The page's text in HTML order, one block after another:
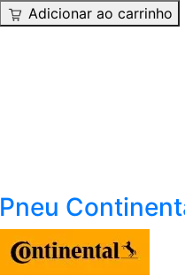
Adicionar ao carrinho
Pneu